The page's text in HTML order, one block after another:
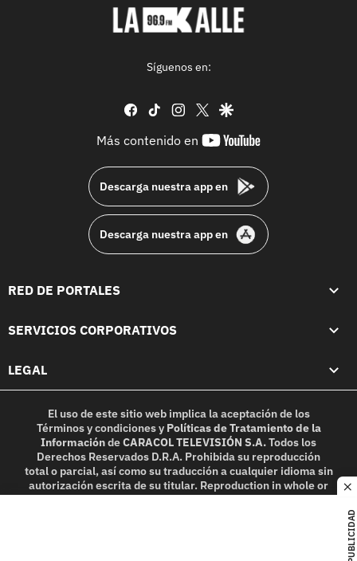
PUBLICIDAD
Síguenos en:
facebook
tiktok instagram
twittergoogle
Más contenido en
youtube-
Descarga nuestra app en
Descarga nuestra app en
RED DE PORTALES
SERVICIOS CORPORATIVOS
LEGAL
El uso de este sitio web implica la aceptación de los
Términos y condicionesy Políticas de Tratamiento de la
InformacióndeCARACOL TELEVISIÓN S.A.Todos los
Derechos Reservados D.R.A. Prohibida su reproducción
total o parcial, así como su traducción a cualquier idioma sin
autorización escrita de su titular. Reproduction in whole or
in part, or translation without written permission is